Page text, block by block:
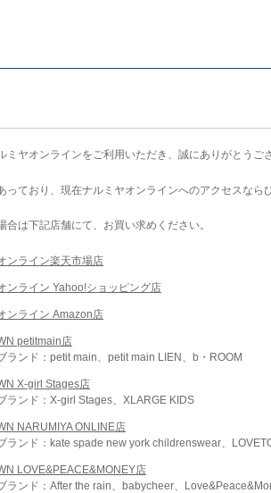
ミヤオンラインをご利用いただき、誠にありがとうご
っており、現在ナルミヤオンラインへのアクセスなら
合は下記店舗にて、お買い求めください。
ンライン楽天市場店
ンライン Yahoo!ショッピング店
ンライン Amazon店
petitmain店
ランド：petit main、petit main LIEN、b・ROOM
X-girl Stages店
ランド：X-girl Stages、XLARGE KIDS
NARUMIYA ONLINE店
ランド：kate spade new york childrenswear、
LOVE&PEACE&MONEY店
ランド：After the rain、babycheer、